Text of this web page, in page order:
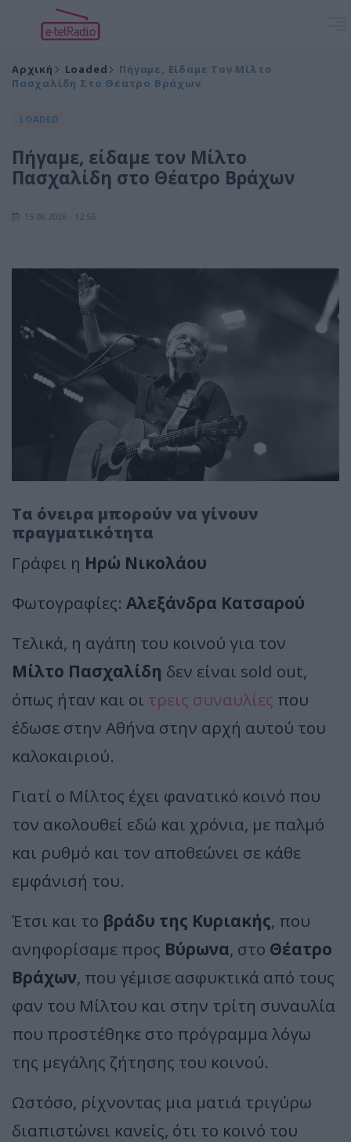
Αρχική Loaded
Πήγαμε, Είδαμε Τον Μίλτο
Πασχαλίδη Στο Θέατρο Βράχων
LOADED
Πήγαμε, είδαμε τον Μίλτο
Πασχαλίδη στο Θέατρο Βράχων
15.06.2026 - 12:56
Τα όνειρα μπορούν να γίνουν
πραγματικότητα
Γράφει η Ηρώ Νικολάου
Φωτογραφίες: Αλεξάνδρα Κατσαρού
Τελικά, η αγάπη του κοινού για τον
Μίλτο Πασχαλίδη δεν είναι sold out,
όπως ήταν και οι τρεις συναυλίες που
έδωσε στην Αθήνα στην αρχή αυτού του
καλοκαιριού.
Γιατί ο Μίλτος έχει φανατικό κοινό που
τον ακολουθεί εδώ και χρόνια, με παλμό
και ρυθμό και τον αποθεώνει σε κάθε
εμφάνισή του.
Έτσι και το βράδυ της Κυριακής, που
ανηφορίσαμε προς Βύρωνα, στο Θέατρο
Βράχων, που γέμισε ασφυκτικά από τους
φαν του Μίλτου και στην τρίτη συναυλία
που προστέθηκε στο πρόγραμμα λόγω
της μεγάλης ζήτησης του κοινού.
Ωστόσο, ρίχνοντας μια ματιά τριγύρω
διαπιστώνει κανείς, ότι το κοινό του